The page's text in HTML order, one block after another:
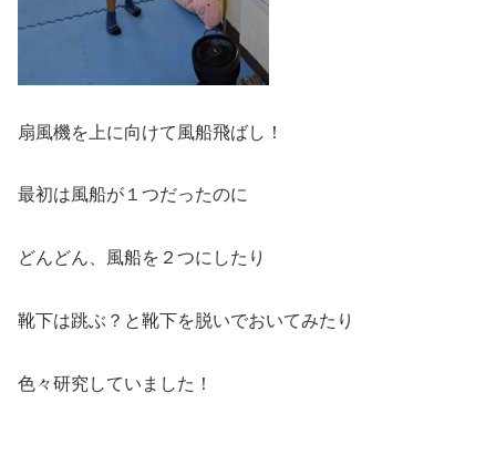
扇風機を上に向けて風船飛ばし！
最初は風船が１つだったのに
どんどん、風船を２つにしたり
靴下は跳ぶ？と靴下を脱いでおいてみたり
色々研究していました！